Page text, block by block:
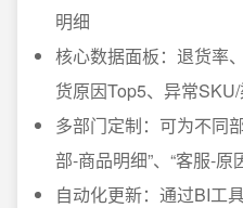
明细
核心数据面板：退货率
货原因Top5、异常
多部门定制：可为不同
部-商品明细”、“客服-原
自动化更新：通过BI工